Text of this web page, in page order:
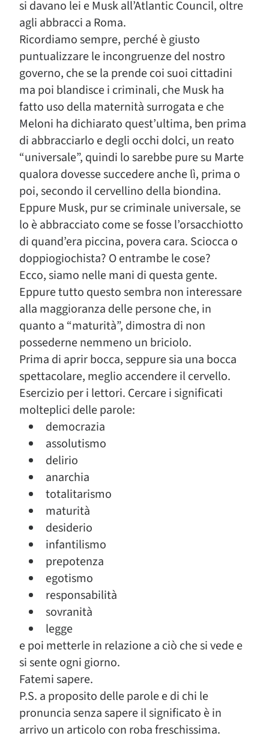
si davano lei e Musk all’Atlantic Council, oltre
agli abbracci a Roma.
Ricordiamo sempre, perché è giusto
puntualizzare le incongruenze del nostro
governo, che se la prende coi suoi cittadini
ma poi blandisce i criminali, che Musk ha
fatto uso della maternità surrogata e che
Meloni ha dichiarato quest’ultima, ben prima
di abbracciarlo e degli occhi dolci, un reato
“universale”, quindi lo sarebbe pure su Marte
qualora dovesse succedere anche lì, prima o
poi, secondo il cervellino della biondina.
Eppure Musk, pur se criminale universale, se
lo è abbracciato come se fosse l’orsacchiotto
di quand’era piccina, povera cara. Sciocca o
doppiogiochista? O entrambe le cose?
Ecco, siamo nelle mani di questa gente.
Eppure tutto questo sembra non interessare
alla maggioranza delle persone che, in
quanto a “maturità”, dimostra di non
possederne nemmeno un briciolo.
Prima di aprir bocca, seppure sia una bocca
spettacolare, meglio accendere il cervello.
Esercizio per i lettori. Cercare i significati
molteplici delle parole:
democrazia
assolutismo
delirio
anarchia
totalitarismo
maturità
desiderio
infantilismo
prepotenza
egotismo
responsabilità
sovranità
legge
e poi metterle in relazione a ciò che si vede e
si sente ogni giorno.
Fatemi sapere.
P.S. a proposito delle parole e di chi le
pronuncia senza sapere il significato è in
arrivo un articolo con roba freschissima.